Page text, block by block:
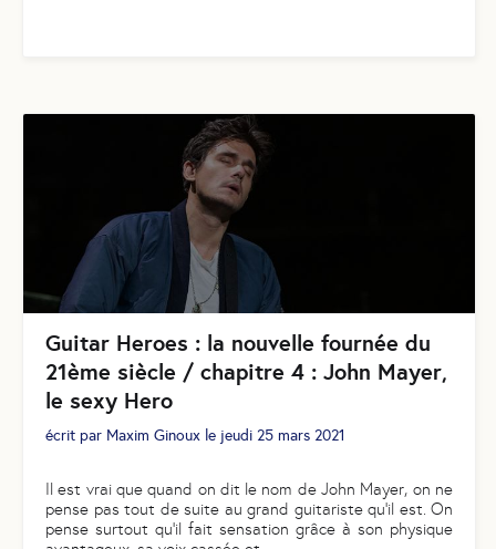
Guitar Heroes : la nouvelle fournée du
21ème siècle / chapitre 4 : John Mayer,
le sexy Hero
écrit par Maxim Ginoux le jeudi 25 mars 2021
Il est vrai que quand on dit le nom de John Mayer, on ne
pense pas tout de suite au grand guitariste qu’il est. On
pense surtout qu’il fait sensation grâce à son physique